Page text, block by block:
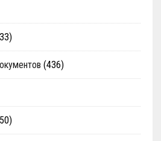
(436)